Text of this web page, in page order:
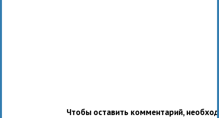
Чтобы оставить комментарий,